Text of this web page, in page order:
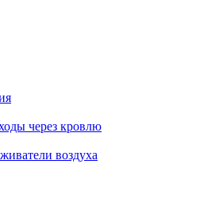
через кровлю
воздуха